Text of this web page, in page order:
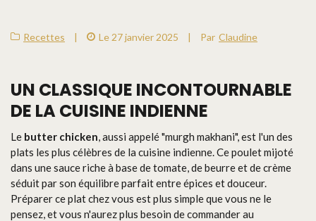
Recettes | Le 27 janvier 2025 | Par Claudine
UN CLASSIQUE INCONTOURNABLE
DE LA CUISINE INDIENNE
Le butter chicken , aussi appelé "murgh makhani", est l'un des
plats les plus célèbres de la cuisine indienne. Ce poulet mijoté
dans une sauce riche à base de tomate, de beurre et de crème
séduit par son équilibre parfait entre épices et douceur.
Préparer ce plat chez vous est plus simple que vous ne le
pensez, et vous n'aurez plus besoin de commander au